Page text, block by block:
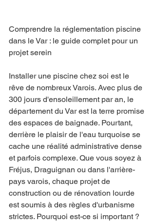
Comprendre la réglementation piscine
dans le Var : le guide complet pour un
projet serein
Installer une piscine chez soi est le
rêve de nombreux Varois. Avec plus de
300 jours d'ensoleillement par an, le
département du Var est la terre promise
des espaces de baignade. Pourtant,
derrière le plaisir de l'eau turquoise se
cache une réalité administrative dense
et parfois complexe. Que vous soyez à
Fréjus, Draguignan ou dans l'arrière-
pays varois, chaque projet de
construction ou de rénovation lourde
est soumis à des règles d'urbanisme
strictes. Pourquoi est-ce si important ?